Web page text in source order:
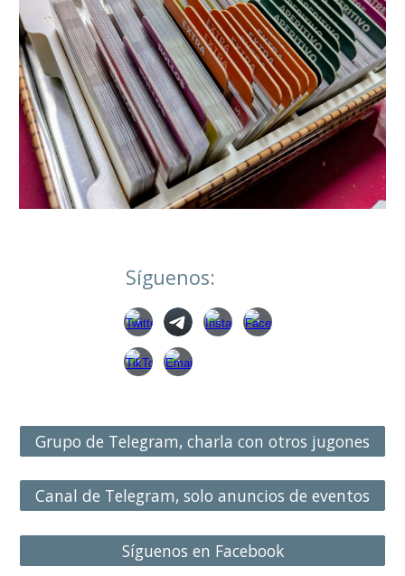
Síguenos:
Grupo de Telegram, charla con otros jugones
Canal de Telegram, solo anuncios de eventos
Síguenos en Facebook